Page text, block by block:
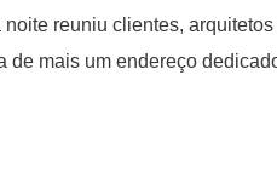
reuniu clientes,
mais um endereço